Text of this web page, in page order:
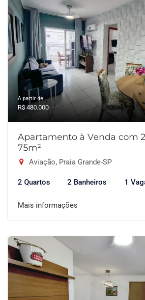
A partir de:
R$ 480.000
Apartamento à Venda com
75m²
Aviação, Praia Grande-SP
2 Quartos 2 Banheiros 1
Mais informações